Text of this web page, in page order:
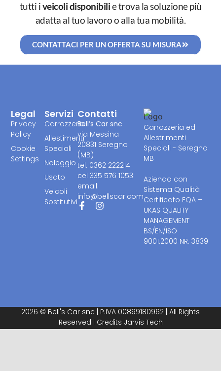
tutti iveicoli disponibilie trova la soluzione più
adatta al tuo lavoro o alla tua mobilità.
CONTATTACI PER UN OFFERTA SU MISURA
Carrozzeria ed
Allestrimenti
Speciali - Seregno
MB
Azienda con
Sistema Qualità
Certificato EQA –
UKAS QUALITY
MANAGEMENT
BS/EN/ISO
9001:2000 NR. 3839
Servizi
Carrozzeria
Allestimenti
Speciali
Noleggio
Usato
Veicoli
Sostitutivi
Legal
Privacy
Policy
Cookie
Settings
Contatti
Bell’s Car snc
via Messina
20831 Seregno
(MB)
tel. 0362 222214
cel 335 576 1053
email:
info@bellscar.com
2026 © Bell's Car snc | P.IVA 00899180962 | All Rights
Reserved | Credits Jarvis Tech